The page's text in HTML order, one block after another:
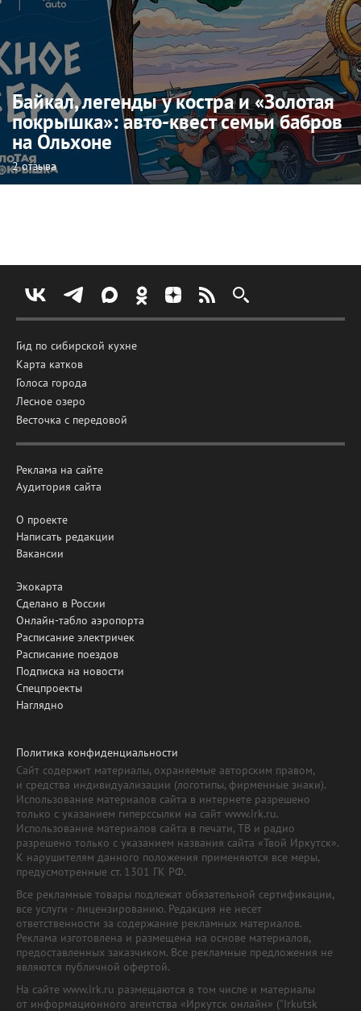
Байкал, легенды у костра и «Золотая
покрышка»: авто-квест семьи бабров
на Ольхоне
2 отзыва
Гид по сибирской кухне
Карта катков
Голоса города
Лесное озеро
Весточка с передовой
Реклама на сайте
Аудитория сайта
О проекте
Написать редакции
Вакансии
Экокарта
Сделано в России
Онлайн-табло аэропорта
Расписание электричек
Расписание поездов
Подписка на новости
Спецпроекты
Наглядно
Политика конфиденциальности
Сайт содержит материалы, охраняемые авторским правом,
и средства индивидуализации (логотипы, фирменные знаки).
Использование материалов сайта в интернете разрешено
только с указанием гиперссылки на сайт www.irk.ru.
Использование материалов сайта в печати, ТВ и радио
разрешено только с указанием названия сайта «Твой Иркутск».
К нарушителям данного положения применяются все меры,
предусмотренные ст. 1301 ГК РФ.
Все рекламные товары подлежат обязательной сертификации,
все услуги - лицензированию. Редакция не несет
ответственности за содержание рекламных материалов.
Реклама изготовлена и размещена на основе материалов,
предоставленных заказчиком. Все рекламные предложения не
являются публичной офертой.
На сайте www.irk.ru размещаются в том числе и материалы
от информационного агентства «Иркутск онлайн» ("Irkutsk